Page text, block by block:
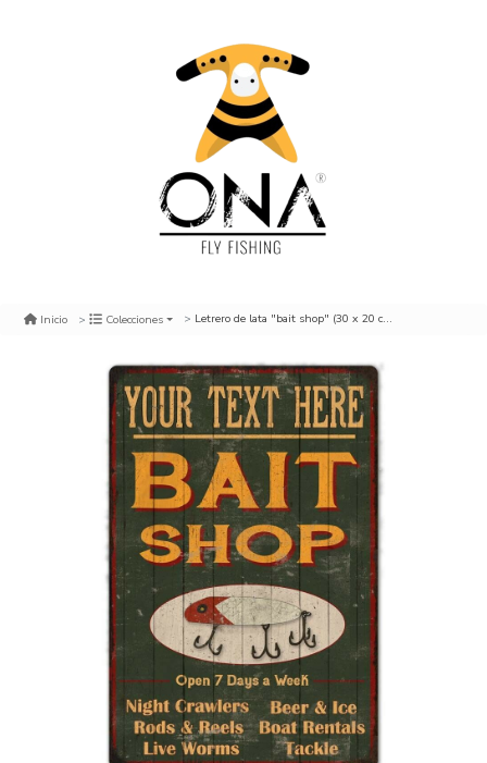
Inicio Colecciones Letrero de lata "bait shop" (30 x 20 cm.)